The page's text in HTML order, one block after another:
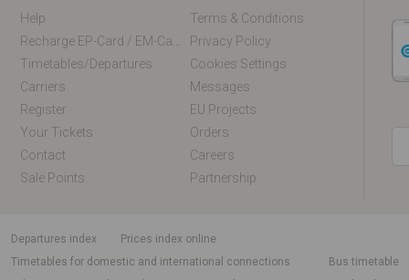
Help
Terms & Conditions
Privacy Policy
Timetables/departures
Cookies Settings
Carriers
Messages
Register
EU Projects
Your Tickets
Orders
Contact
Careers
Sale Points
Partnership
departures index
Prices index online
Timetables for domestic and international connections
Bus timetable